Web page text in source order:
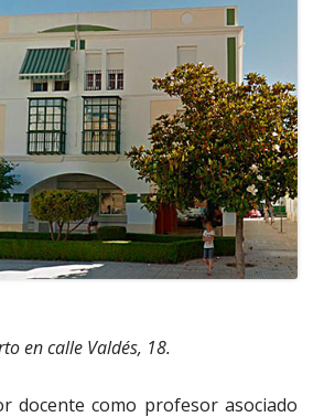
en calle Valdés, 18.
docente como profesor asociado